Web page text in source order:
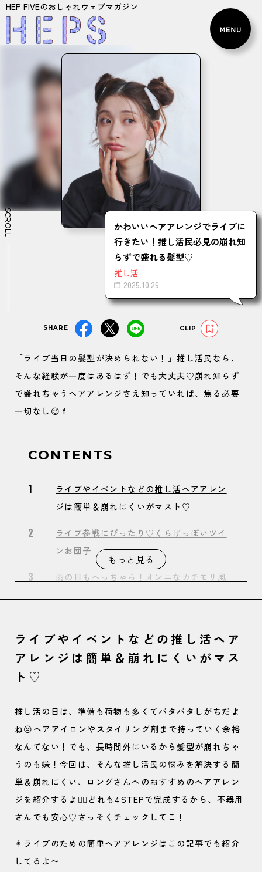
HEP FIVEのおしゃれウェブマガジン
かわいいヘアアレンジでライブに
行きたい！推し活民必見の崩れ知
らずで盛れる髪型♡
推し活
2025.10.29
SCROLL
SHARE CLIP
「ライブ当日の髪型が決められない！」推し活民なら、
そんな経験が一度はあるはず！でも大丈夫♡崩れ知らず
で盛れちゃうヘアアレンジさえ知っていれば、焦る必要
一切なし😉💄
CONTENTS
1
ライブやイベントなどの推し活ヘアアレン
ジは簡単＆崩れにくいがマスト♡
2
ライブ参戦にぴったり♡くらげっぽいツイ
ンお団子
3
雨の日もへっちゃら！オンニなカチモリ風
サイドローポニー
もっと見る
ライブやイベントなどの推し活ヘア
アレンジは簡単＆崩れにくいがマス
ト♡
推し活の日は、準備も荷物も多くてバタバタしがちだよ
ね😣ヘアアイロンやスタイリング剤まで持っていく余裕
なんてない！でも、長時間外にいるから髪型が崩れちゃ
うのも嫌！今回は、そんな推し活民の悩みを解決する簡
単＆崩れにくい、ロングさんへのおすすめのヘアアレン
ジを紹介するよ🙆‍♀️どれも4STEPで完成するから、不器用
さんでも安心♡さっそくチェックしてこ！
👩ライブのための簡単ヘアアレンジはこの記事でも紹介
してるよ〜